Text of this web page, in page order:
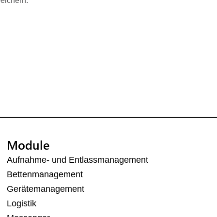
Module
Aufnahme- und Entlassmanagement
Bettenmanagement
Gerätemanagement
Logistik